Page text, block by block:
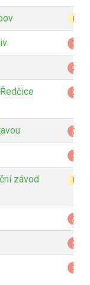
Z
Z
Z
Z
Z
závod
Z
Z
Z